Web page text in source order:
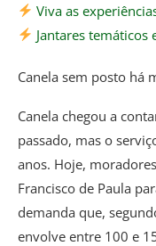
Viva as
Jantares temáticos
Canela sem posto há
Canela chegou a
passado, mas o
anos. Hoje,
Francisco de Paula
demanda que,
envolve entre 100 e